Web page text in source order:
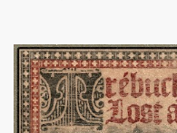
cette réflexion, Tracks est
Kanonenfieber ) et de
leur intérêt pour la
donne également la parole